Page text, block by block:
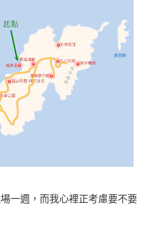
一週，而我心裡正考慮要不要